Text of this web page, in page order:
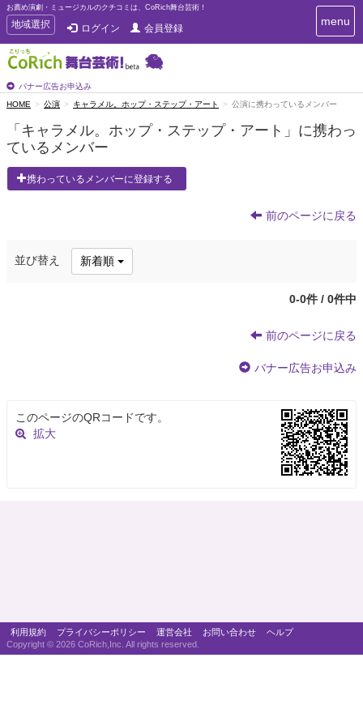
お薦め演劇・ミュージカルのクチコミは、CoRich舞台芸術！
T
o
g
g
e
n
v
i
t
地域選択 ログイン 会員登録
バナー広告お申込み
T
o
e
a
t
menu
HOME 公演 キャラメル。ホップ・ステップ・アート 公演に携わっているメンバー
「キャラメル。ホップ・ステップ・アート」に携わっ
ているメンバー
携わっているメンバーに登録する
前のページに戻る
並び替え 新着順
0-0件 / 0件中
前のページに戻る
バナー広告お申込み
このページのQRコードです。
拡大
利用規約 プライバシーポリシー 運営会社 お問い合わせ
ヘルプ
Copyright © 2026 CoRich,Inc. All rights reserved.